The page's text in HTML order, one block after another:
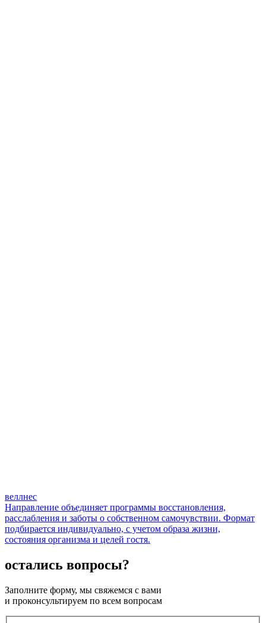
веллнес
Направление объединяет программы восстановления,
расслабления и заботы о собственном самочувствии. Формат
подбирается индивидуально, с учетом образа жизни,
состояния организма и целей гостя.
остались вопросы?
Заполните форму, мы свяжемся с вами
и проконсультируем по всем вопросам